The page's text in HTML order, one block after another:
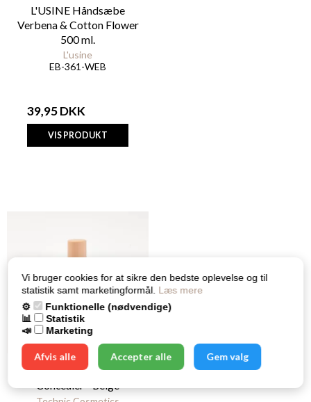
L'USINE Håndsæbe
Verbena & Cotton Flower
500 ml.
L'usine
EB-361-WEB
39,95 DKK
VIS PRODUKT
TECHNIC 3-in-1 Canvas
Vi bruger cookies for at sikre den bedste oplevelse og til
statistik samt marketingformål. Læs mere
⚙️
Funktionelle (nødvendige)
📊
Statistik
📣
Marketing
Afvis alle Accepter alle
Gem valg